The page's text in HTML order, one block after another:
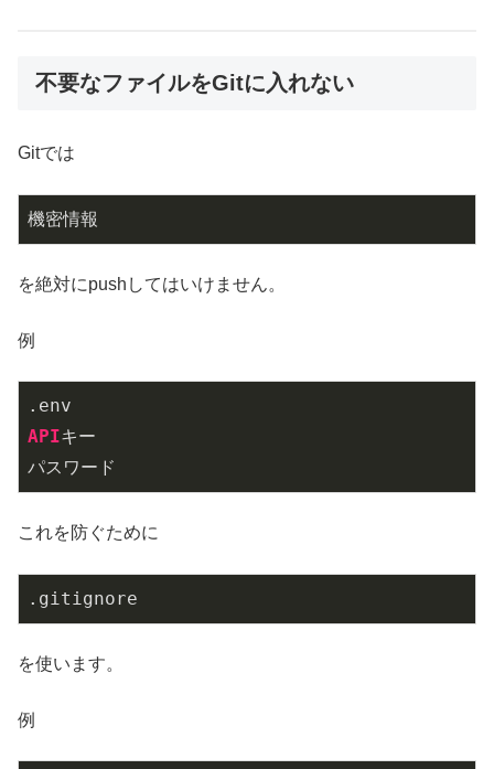
不要なファイルをGitに入れない
Gitでは
機密情報
を絶対にpushしてはいけません。
例
.env
APIキー
パスワード
これを防ぐために
.gitignore
を使います。
例